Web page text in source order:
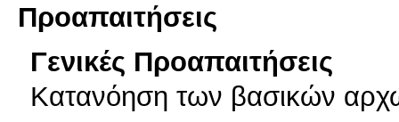
Προαπαιτήσεις
Γενικές Προαπαιτήσεις
Κατανόηση των βασικών